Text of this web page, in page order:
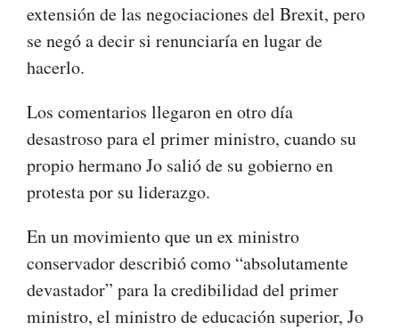
extensión de las negociaciones del Brexit, pero
se negó a decir si renunciaría en lugar de
hacerlo.
Los comentarios llegaron en otro día
desastroso para el primer ministro, cuando su
propio hermano Jo salió de su gobierno en
protesta por su liderazgo.
En un movimiento que un ex ministro
conservador describió como “absolutamente
devastador” para la credibilidad del primer
ministro, el ministro de educación superior, Jo